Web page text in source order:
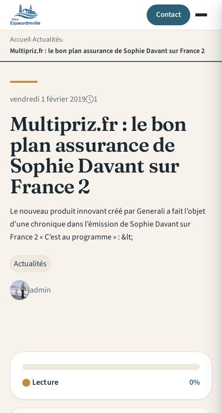
Contact
Accueil Actualités
Multipriz.fr : le bon plan assurance de Sophie Davant sur France 2
vendredi 1 février 2019 1
Multipriz.fr : le bon
plan assurance de
Sophie Davant sur
France 2
Le nouveau produit innovant créé par Generali a fait l’objet
d’une chronique dans l’émission de Sophie Davant sur
France 2 « C’est au programme » : &lt;
Actualités
admin
Lecture 0%